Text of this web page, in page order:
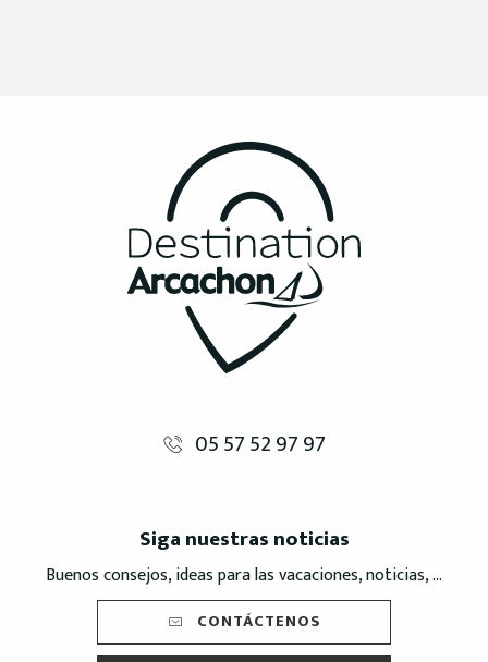
05 57 52 97 97
Siga nuestras noticias
Buenos consejos, ideas para las vacaciones, noticias, ...
CONTÁCTENOS